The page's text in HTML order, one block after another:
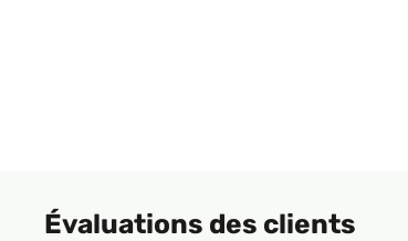
Évaluations des clients